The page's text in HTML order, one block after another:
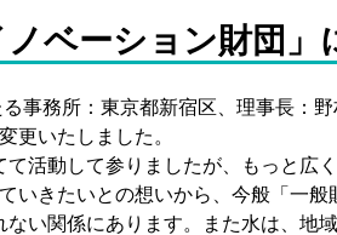
ノベーション財団」
事務所：東京都新宿区、理事長：
更いたしました。
活動して参りましたが、もっと
いきたいとの想いから、今般「一
い関係にあります。また水は、